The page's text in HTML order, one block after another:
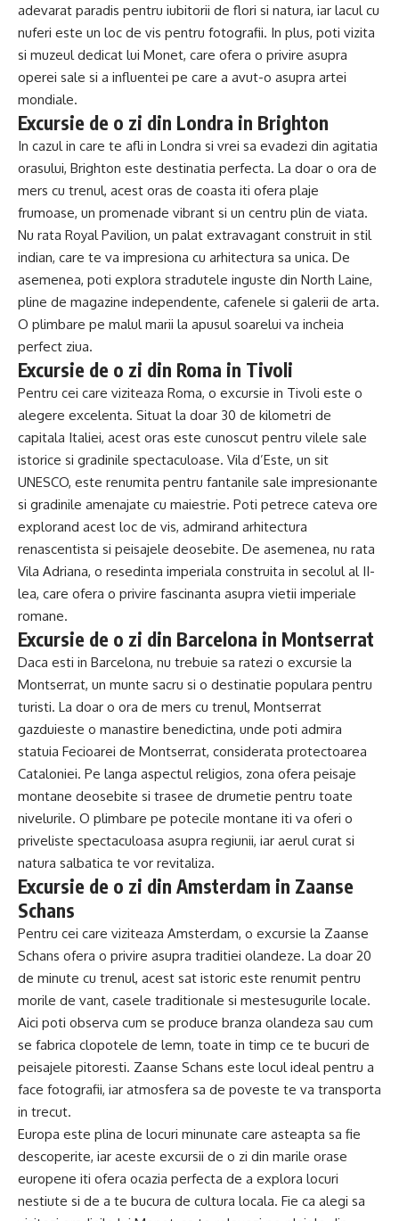
adevarat paradis pentru iubitorii de flori si natura, iar lacul cu
nuferi este un loc de vis pentru fotografii. In plus, poti vizita
si muzeul dedicat lui Monet, care ofera o privire asupra
operei sale si a influentei pe care a avut-o asupra artei
mondiale.
Excursie de o zi din Londra in Brighton
In cazul in care te afli in Londra si vrei sa evadezi din agitatia
orasului, Brighton este destinatia perfecta. La doar o ora de
mers cu trenul, acest oras de coasta iti ofera plaje
frumoase, un promenade vibrant si un centru plin de viata.
Nu rata Royal Pavilion, un palat extravagant construit in stil
indian, care te va impresiona cu arhitectura sa unica. De
asemenea, poti explora stradutele inguste din North Laine,
pline de magazine independente, cafenele si galerii de arta.
O plimbare pe malul marii la apusul soarelui va incheia
perfect ziua.
Excursie de o zi din Roma in Tivoli
Pentru cei care viziteaza Roma, o excursie in Tivoli este o
alegere excelenta. Situat la doar 30 de kilometri de
capitala Italiei, acest oras este cunoscut pentru vilele sale
istorice si gradinile spectaculoase. Vila d’Este, un sit
UNESCO, este renumita pentru fantanile sale impresionante
si gradinile amenajate cu maiestrie. Poti petrece cateva ore
explorand acest loc de vis, admirand arhitectura
renascentista si peisajele deosebite. De asemenea, nu rata
Vila Adriana, o resedinta imperiala construita in secolul al II-
lea, care ofera o privire fascinanta asupra vietii imperiale
romane.
Excursie de o zi din Barcelona in Montserrat
Daca esti in Barcelona, nu trebuie sa ratezi o excursie la
Montserrat, un munte sacru si o destinatie populara pentru
turisti. La doar o ora de mers cu trenul, Montserrat
gazduieste o manastire benedictina, unde poti admira
statuia Fecioarei de Montserrat, considerata protectoarea
Cataloniei. Pe langa aspectul religios, zona ofera peisaje
montane deosebite si trasee de drumetie pentru toate
nivelurile. O plimbare pe potecile montane iti va oferi o
priveliste spectaculoasa asupra regiunii, iar aerul curat si
natura salbatica te vor revitaliza.
Excursie de o zi din Amsterdam in Zaanse
Schans
Pentru cei care viziteaza Amsterdam, o excursie la Zaanse
Schans ofera o privire asupra traditiei olandeze. La doar 20
de minute cu trenul, acest sat istoric este renumit pentru
morile de vant, casele traditionale si mestesugurile locale.
Aici poti observa cum se produce branza olandeza sau cum
se fabrica clopotele de lemn, toate in timp ce te bucuri de
peisajele pitoresti. Zaanse Schans este locul ideal pentru a
face fotografii, iar atmosfera sa de poveste te va transporta
in trecut.
Europa este plina de locuri minunate care asteapta sa fie
descoperite, iar aceste excursii de o zi din marile orase
europene iti ofera ocazia perfecta de a explora locuri
nestiute si de a te bucura de cultura locala. Fie ca alegi sa